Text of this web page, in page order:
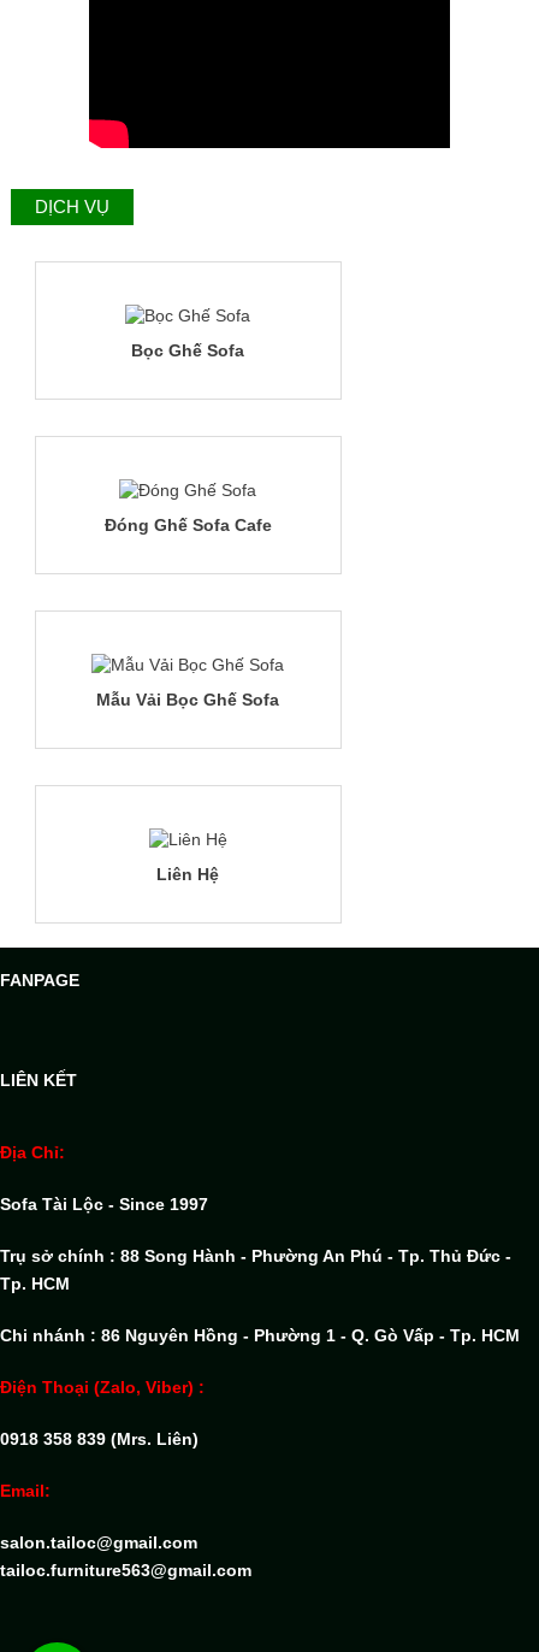
DỊCH VỤ
Bọc Ghế Sofa
Đóng Ghế Sofa Cafe
Mẫu Vải Bọc Ghế Sofa
Liên Hệ
FANPAGE
LIÊN KẾT
Địa Chỉ:
Sofa Tài Lộc - Since 1997
Trụ sở chính : 88 Song Hành - Phường An Phú - Tp. Thủ Đức -
Tp. HCM
Chi nhánh : 86 Nguyên Hồng - Phường 1 - Q. Gò Vấp - Tp. HCM
Điện Thoại (Zalo, Viber) :
0918 358 839 (Mrs. Liên)
Email:
salon.tailoc@gmail.com
tailoc.furniture563@gmail.com